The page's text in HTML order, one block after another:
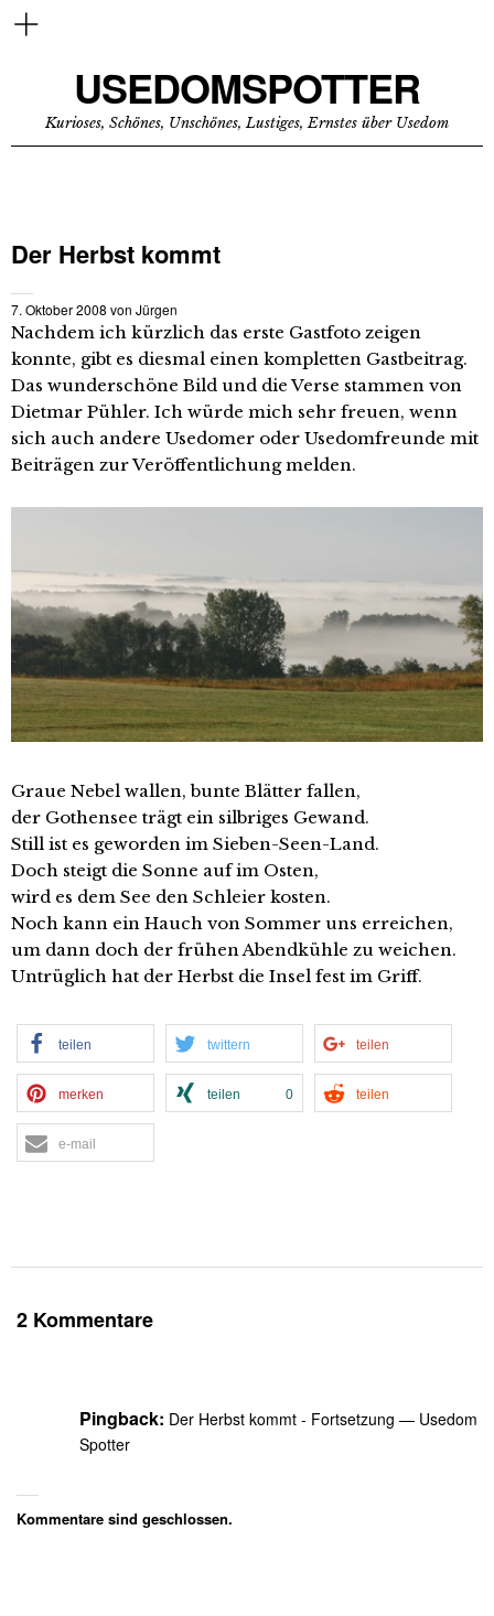
USEDOMSPOTTER
Kurioses, Schönes, Unschönes, Lustiges, Ernstes über Usedom
Der Herbst kommt
7. Oktober 2008 von Jürgen
Nachdem ich kürzlich das erste Gastfoto zeigen
konnte, gibt es diesmal einen kompletten Gastbeitrag.
Das wunderschöne Bild und die Verse stammen von
Dietmar Pühler. Ich würde mich sehr freuen, wenn
sich auch andere Usedomer oder Usedomfreunde mit
Beiträgen zur Veröffentlichung melden.
Graue Nebel wallen, bunte Blätter fallen,
der Gothensee trägt ein silbriges Gewand.
Still ist es geworden im Sieben-Seen-Land.
Doch steigt die Sonne auf im Osten,
wird es dem See den Schleier kosten.
Noch kann ein Hauch von Sommer uns erreichen,
um dann doch der frühen Abendkühle zu weichen.
Untrüglich hat der Herbst die Insel fest im Griff.
teilen twittern teilen
merken teilen 0 teilen
e-mail
2 Kommentare
Pingback: Der Herbst kommt - Fortsetzung — Usedom
Spotter
Kommentare sind geschlossen.